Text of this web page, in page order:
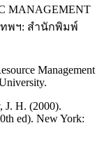
MANAGEMENT
ทพฯ: สํานักพิมพ์
Management
J. H. (2000).
ed). New York: